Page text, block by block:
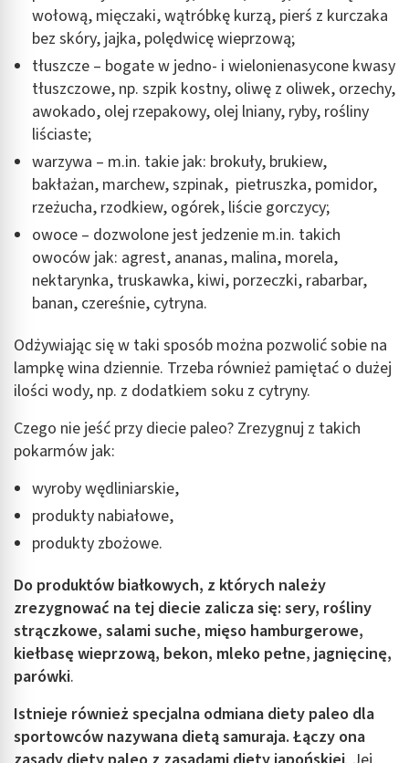
wołową, mięczaki, wątróbkę kurzą, pierś z kurczaka
bez skóry, jajka, polędwicę wieprzową;
tłuszcze – bogate w jedno- i wielonienasycone kwasy
tłuszczowe, np. szpik kostny, oliwę z oliwek, orzechy,
awokado, olej rzepakowy, olej lniany, ryby, rośliny
liściaste;
warzywa – m.in. takie jak: brokuły, brukiew,
bakłażan, marchew, szpinak, pietruszka, pomidor,
rzeżucha, rzodkiew, ogórek, liście gorczycy;
owoce – dozwolone jest jedzenie m.in. takich
owoców jak: agrest, ananas, malina, morela,
nektarynka, truskawka, kiwi, porzeczki, rabarbar,
banan, czereśnie, cytryna.
Odżywiając się w taki sposób można pozwolić sobie na
lampkę wina dziennie. Trzeba również pamiętać o dużej
ilości wody, np. z dodatkiem soku z cytryny.
Czego nie jeść przy diecie paleo? Zrezygnuj z takich
pokarmów jak:
wyroby wędliniarskie,
produkty nabiałowe,
produkty zbożowe.
Do produktów białkowych, z których należy
zrezygnować na tej diecie zalicza się: sery, rośliny
strączkowe, salami suche, mięso hamburgerowe,
kiełbasę wieprzową, bekon, mleko pełne, jagnięcinę,
parówki.
Istnieje również specjalna odmiana diety paleo dla
sportowców nazywana dietą samuraja. Łączy ona